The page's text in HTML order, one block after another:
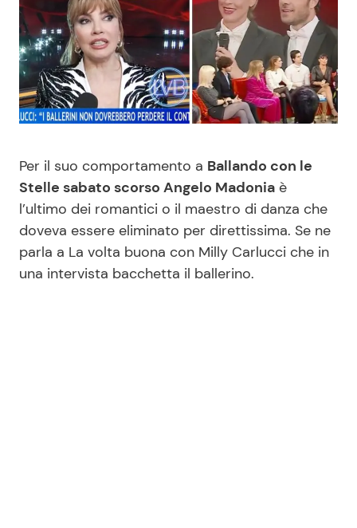
News Spettacolo
Benessere
Casa
Mondo Mamma
News benessere
Salute
Cucina e Ricette
Consigli di Cucina
Le Ricette in TV
Primi Piatti
Ricette Facili e Veloci
Per il suo comportamento a Ballando con le
Stelle sabato scorso Angelo Madonia è
l’ultimo dei romantici o il maestro di danza che
doveva essere eliminato per direttissima. Se ne
parla a La volta buona con Milly Carlucci che in
una intervista bacchetta il ballerino.